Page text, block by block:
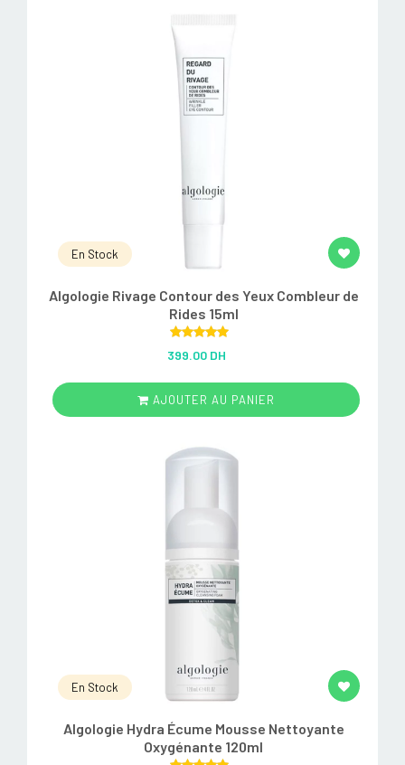
En Stock
Algologie Rivage Contour des Yeux Combleur de
Rides 15ml
out of 5
399.00 DH
AJOUTER AU PANIER
En Stock
Algologie Hydra Écume Mousse Nettoyante
Oxygénante 120ml